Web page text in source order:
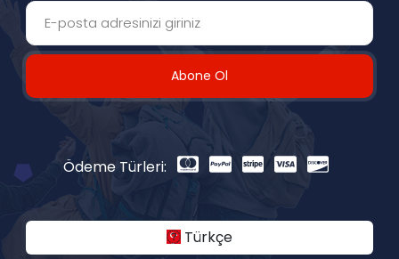
Abone Ol
Ödeme Türleri:
Türkçe